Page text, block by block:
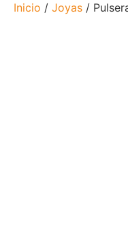
Inicio / Joyas /